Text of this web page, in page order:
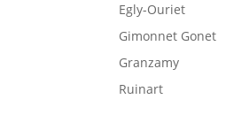
Egly-Ouriet
Gimonnet Gonet
Granzamy
Ruinart